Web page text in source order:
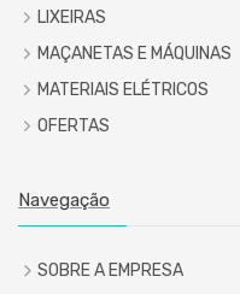
LIXEIRAS
MAÇANETAS E MÁQUINAS
MATERIAIS ELÉTRICOS
OFERTAS
Navegação
SOBRE A EMPRESA